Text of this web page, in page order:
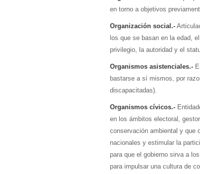
en torno a objetivos
Organización social.-
los que se basan en la edad,
privilegio, la autoridad y el
Organismos asistenciales.-
bastarse a sí mismos, por
discapacitadas).
Organismos cívicos.-
en los ámbitos electoral,
conservación ambiental y que
nacionales y estimular la
para que el gobierno sirva a
para impulsar una cultura de